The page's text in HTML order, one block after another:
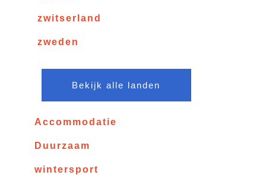
zwitserland
zweden
Bekijk alle landen
Accommodatie
Duurzaam
wintersport